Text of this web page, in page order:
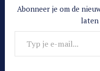
Abonneer je om de
laten
Typ je e-mail...